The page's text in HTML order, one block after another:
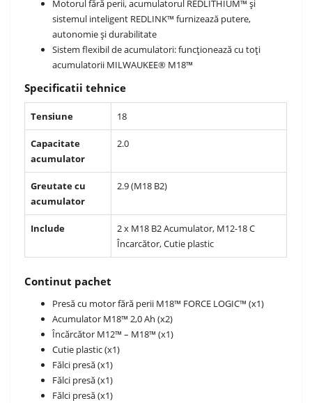
Motorul fără perii, acumulatorul REDLITHIUM™ și
sistemul inteligent REDLINK™ furnizează putere,
autonomie și durabilitate
Sistem flexibil de acumulatori: funcționează cu toți
acumulatorii MILWAUKEE® M18™
Specificatii tehnice
Tensiune 18
Capacitate
acumulator
2.0
Greutate cu
acumulator
2.9 (M18 B2)
Include
2 x M18 B2 Acumulator, M12-18 C
Încarcător, Cutie plastic
Continut pachet
Presă cu motor fără perii M18™ FORCE LOGIC™ (x1)
Acumulator M18™ 2,0 Ah (x2)
Încărcător M12™ – M18™ (x1)
Cutie plastic (x1)
Fălci presă (x1)
Fălci presă (x1)
Fălci presă (x1)